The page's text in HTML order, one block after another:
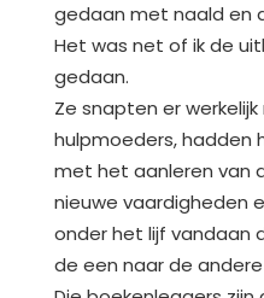
gedaan met naald en
Het was net of ik de
gedaan.
Ze snapten er werkelijk
hulpmoeders, hadden
met het aanleren van
nieuwe vaardigheden
onder het lijf vandaan
de een naar de